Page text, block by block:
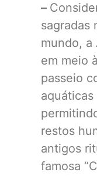
–
sagradas
mundo, a
em meio
passeio
restos
antigos
famosa